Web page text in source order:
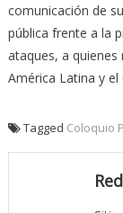
comunicación de
pública frente a la
ataques, a
América Latina y el
Tagged Coloquio